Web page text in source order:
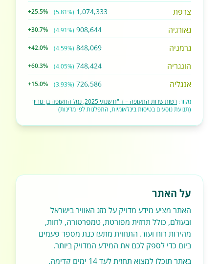
צרפת 1,074,333
(5.81%)
+25.5%
גאורגיה 908,644
(4.91%)
+30.7%
גרמניה 848,069
(4.59%)
+42.0%
הונגריה 748,424
(4.05%)
+60.3%
אנגליה 726,586
(3.93%)
+15.0%
מקור: רשות שדות התעופה – דו"ח שנתי 2025, נמל התעופה בן-גוריון
(תנועת נוסעים בטיסות בינלאומיות, התפלגות לפי מדינות)
על האתר
האתר מציע מידע מדויק על מזג האוויר בישראל
ובעולם, כולל תחזית מפורטת, טמפרטורה, לחות,
מהירות רוח ועוד. התחזית מתעדכנת מספר פעמים
ביום כדי לספק לכם את המידע המדויק ביותר.
באתר תוכלו למצוא תחזית לעד 14 ימים קדימה,